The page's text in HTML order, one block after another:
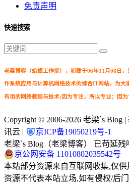
免责声明
快速搜索
老梁博客（蛤蟆工作室），初建于06年11月08日
作系统应用与计算机网络技术的综合IT网站，为大
有用的网络教程与技术;因为专注，所以专业；因为
Copyright © 2006-2026 老梁`s Blog |
讯云 |
京ICP备19050219号-1
老梁`s Blog（老梁博客） 已苟延残
京公网安备 11010802035542号
本站部分资源来自互联网收集,仅
资源不代表本站立场,如有侵权/后